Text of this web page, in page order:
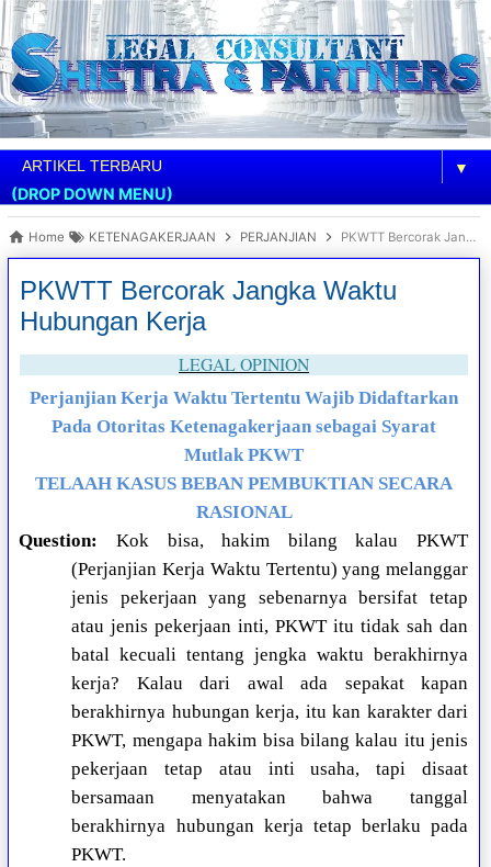
▼
(DROP DOWN MENU)
Home KETENAGAKERJAAN PERJANJIAN PKWTT Bercorak Jangka Waktu Hubungan Kerja
PKWTT Bercorak Jangka Waktu
Hubungan Kerja
LEGAL OPINION
Perjanjian Kerja Waktu Tertentu Wajib Didaftarkan
Pada Otoritas Ketenagakerjaan sebagai Syarat
Mutlak PKWT
TELAAH KASUS BEBAN PEMBUKTIAN SECARA
RASIONAL
Question:
Kok bisa, hakim bilang kalau PKWT
(Perjanjian Kerja Waktu Tertentu) yang melanggar
jenis pekerjaan yang sebenarnya bersifat tetap
atau jenis pekerjaan inti, PKWT itu tidak sah dan
batal kecuali tentang jengka waktu berakhirnya
kerja? Kalau dari awal ada sepakat kapan
berakhirnya hubungan kerja, itu kan karakter dari
PKWT, mengapa hakim bisa bilang kalau itu jenis
pekerjaan tetap atau inti usaha, tapi disaat
bersamaan menyatakan bahwa tanggal
berakhirnya hubungan kerja tetap berlaku pada
PKWT.